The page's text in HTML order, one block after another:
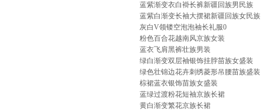
蓝紫渐变衣白褂长裤新疆回族男民族
蓝紫白渐变长袖大摆裙新疆回族女民族
灰白V领镂空泡泡袖长礼服0
粉色百合花越南风京族女装
蓝衣飞肩黑裤壮族男装
绿白渐变双层袖银饰挂脖苗族女盛装
绿色壮锦边花卉刺绣菱形吊腰苗族盛装
棕裙蓝衣银饰苗族女盛装
蓝绿过渡粉花短袖京族长裙
黄白渐变繁花京族长裙